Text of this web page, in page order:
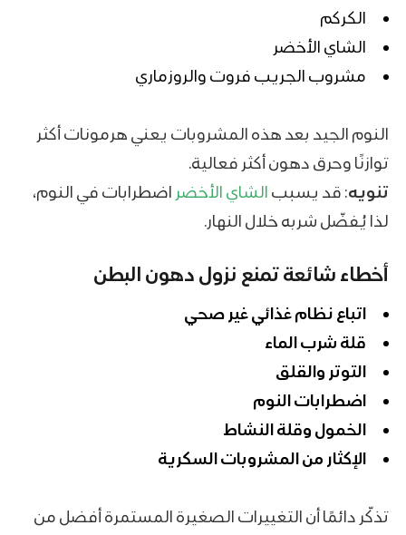
الكركم
الشاي الأخضر
مشروب الجريب فروت والروزماري
النوم الجيد بعد هذه المشروبات يعني هرمونات أكثر
توازنًا وحرق دهون أكثر فعالية.
تنويه: قد يسبب الشاي الأخضر اضطرابات في النوم،
لذا يُفضّل شربه خلال النهار.
أخطاء شائعة تمنع نزول دهون البطن
اتباع نظام غذائي غير صحي
قلة شرب الماء
التوتر والقلق
اضطرابات النوم
الخمول وقلة النشاط
الإكثار من المشروبات السكرية
تذكّر دائمًا أن التغييرات الصغيرة المستمرة أفضل من